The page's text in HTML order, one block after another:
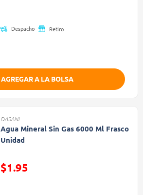
Despacho Retiro
AGREGAR A LA BOLSA
DASANI
Agua Mineral Sin Gas 6000 Ml Frasco
Unidad
Precio reducido de
$1.95